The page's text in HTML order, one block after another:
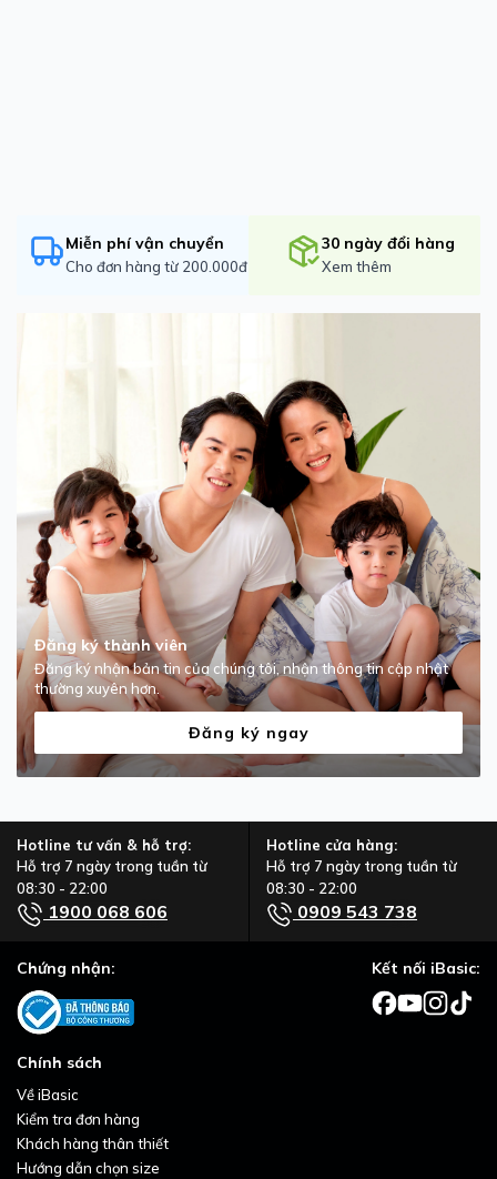
Miễn phí vận chuyển
Cho đơn hàng từ 200.000đ
30 ngày đổi hàng
Xem thêm
Đăng ký thành viên
Đăng ký nhận bản tin của chúng tôi, nhận thông tin cập nhật
thường xuyên hơn.
Đăng ký ngay
Hotline tư vấn & hỗ trợ:
Hỗ trợ 7 ngày trong tuần từ
08:30 - 22:00
1900 068 606
Hotline cửa hàng:
Hỗ trợ 7 ngày trong tuần từ
08:30 - 22:00
0909 543 738
Chính sách
Về iBasic
Kiểm tra đơn hàng
Khách hàng thân thiết
Hướng dẫn chọn size
Chứng nhận: Kết nối iBasic: